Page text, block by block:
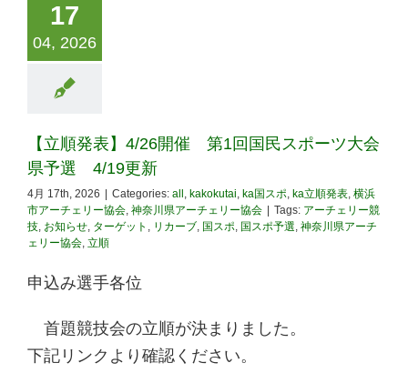
17
04, 2026
【立順発表】4/26開催 第1回国民スポーツ大会
県予選 4/19更新
4月 17th, 2026 Categories: all , kakokutai, ka国スポ, ka立順発表, 横浜
市アーチェリー協会, 神奈川県アーチェリー協会 Tags: アーチェリー競
技, お知らせ, ターゲット , リカーブ, 国スポ, 国スポ予選, 神奈川県アーチ
ェリー協会, 立順
申込み選手各位
首題競技会の立順が決まりました。
下記リンクより確認ください。